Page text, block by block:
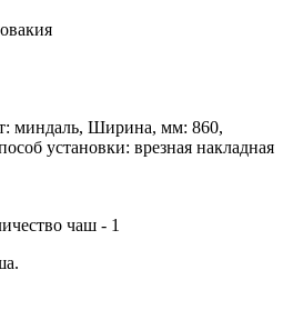
миндаль, Ширина, мм: 860,
установки: врезная накладная
чаш - 1